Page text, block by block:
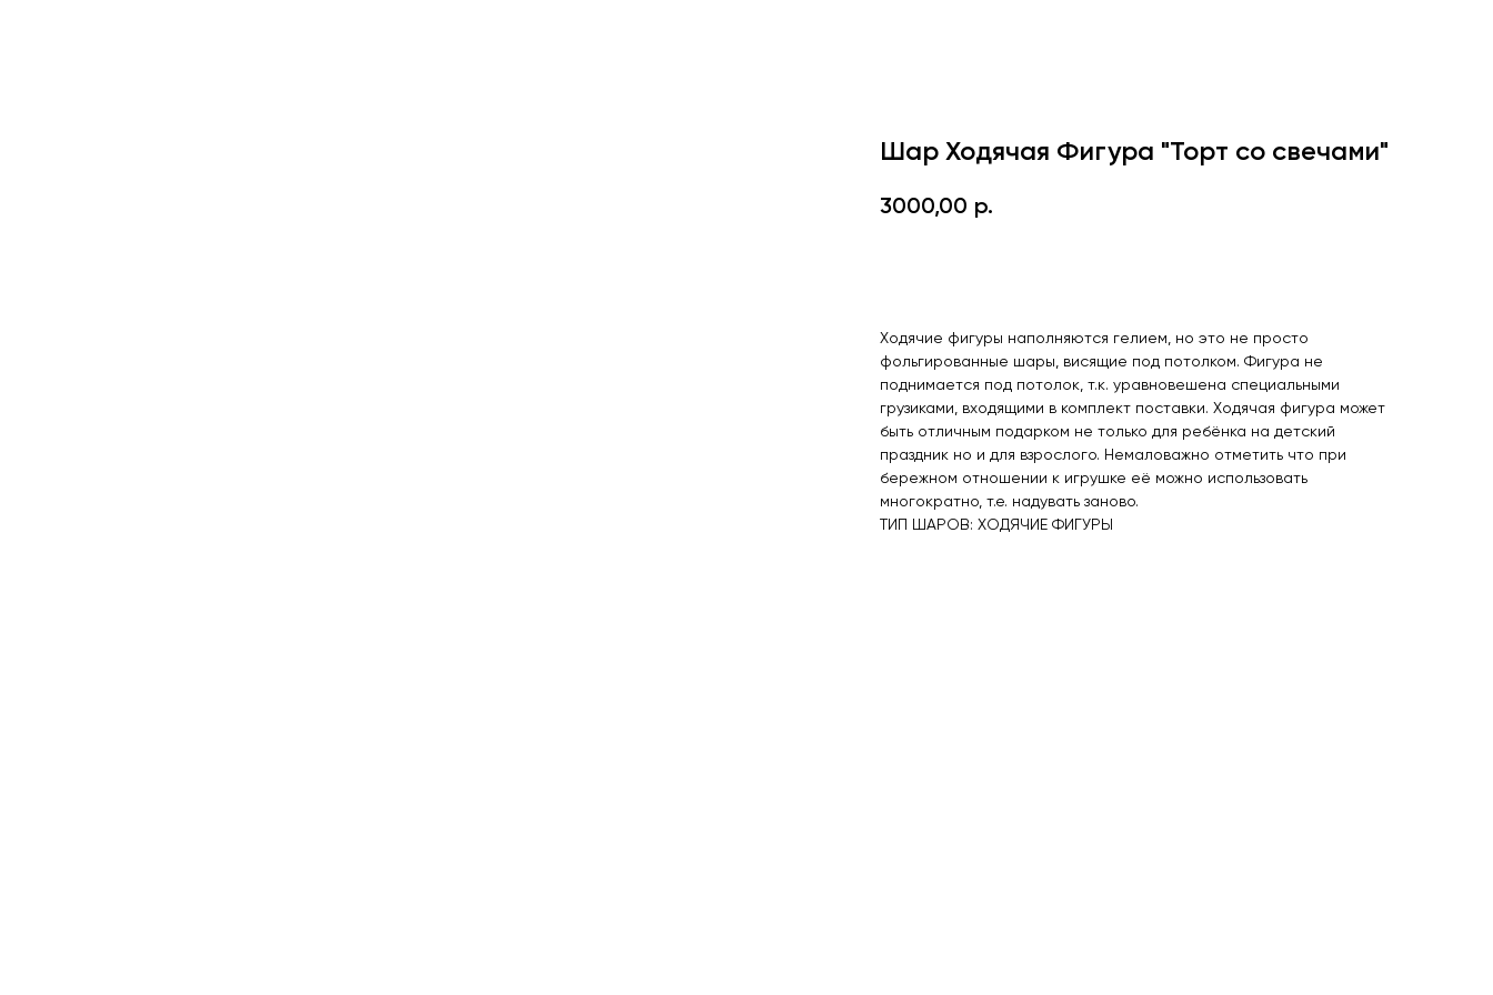
Шар Ходячая Фигура "Торт со свечами"
3000,00 р.
Ходячие фигуры наполняются гелием, но это не просто
фольгированные шары, висящие под потолком. Фигура не
поднимается под потолок, т.к. уравновешена специальными
грузиками, входящими в комплект поставки. Ходячая фигура может
быть отличным подарком не только для ребёнка на детский
праздник но и для взрослого. Немаловажно отметить что при
бережном отношении к игрушке её можно использовать
многократно, т.е. надувать заново.
ТИП ШАРОВ: ХОДЯЧИЕ ФИГУРЫ